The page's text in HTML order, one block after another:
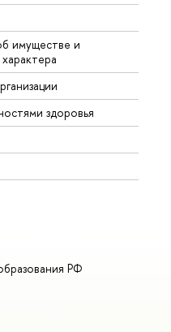
имуществе и
здоровья
РФ